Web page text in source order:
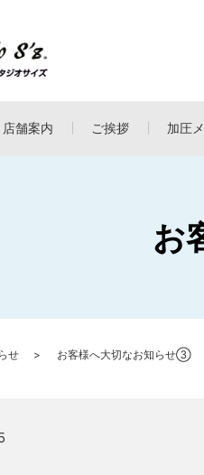
店舗案内 ご挨拶 加圧
お
せ お客様へ大切なお知らせ③